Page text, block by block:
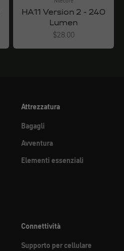
HA11 Version 2 - 240
Lumen
Angebot
$28.00
Attrezzatura
Bagagli
Avventura
Elementi essenziali
Connettività
Supporto per cellulare